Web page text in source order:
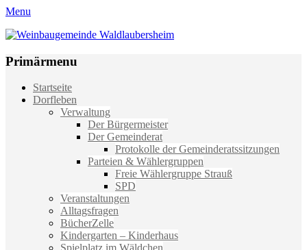
Menu
Weinbaugemeinde Waldlaubersheim
Primärmenu
Weiter
zum
Startseite
Dorfleben
Verwaltung
Der Bürgermeister
Der Gemeinderat
Protokolle der Gemeinderatssitzungen
Parteien & Wählergruppen
Freie Wählergruppe Strauß
SPD
Veranstaltungen
Alltagsfragen
BücherZelle
Kindergarten – Kinderhaus